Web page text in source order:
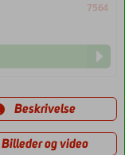
7564
Beskrivelse
Billeder og video